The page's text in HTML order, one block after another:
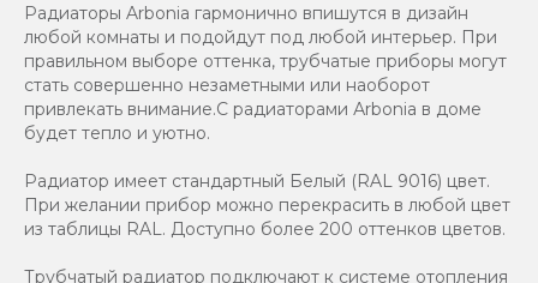
Радиаторы Arbonia гармонично впишутся в дизайн
любой комнаты и подойдут под любой интерьер. При
правильном выборе оттенка, трубчатые приборы могут
стать совершенно незаметными или наоборот
привлекать внимание.С радиаторами Аrbonia в доме
будет тепло и уютно.
Радиатор имеет стандартный Белый (RAL 9016) цвет.
При желании прибор можно перекрасить в любой цвет
из таблицы RAL. Доступно более 200 оттенков цветов.
Трубчатый радиатор подключают к системе отопления